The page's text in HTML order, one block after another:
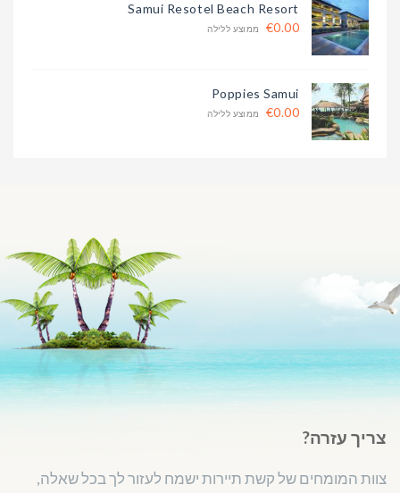
Samui Resotel Beach Resort
€0.00
ממוצע ללילה
Poppies Samui
€0.00
ממוצע ללילה
צריך עזרה?
צוות המומחים של קשת תיירות ישמח לעזור לך בכל שאלה,